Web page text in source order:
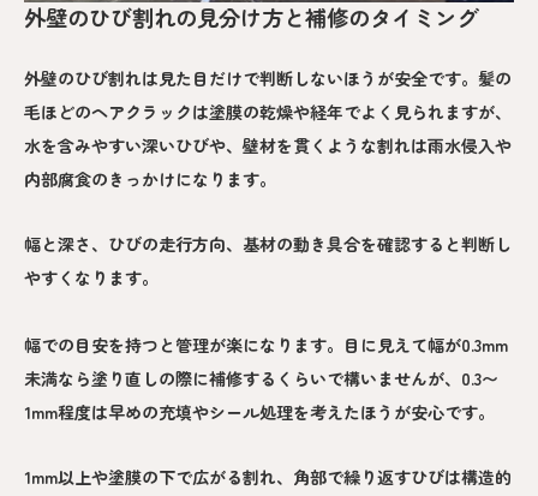
外壁のひび割れの見分け方と補修のタイミング
外壁のひび割れは見た目だけで判断しないほうが安全です。髪の
毛ほどのヘアクラックは塗膜の乾燥や経年でよく見られますが、
水を含みやすい深いひびや、壁材を貫くような割れは雨水侵入や
内部腐食のきっかけになります。
幅と深さ、ひびの走行方向、基材の動き具合を確認すると判断し
やすくなります。
幅での目安を持つと管理が楽になります。目に見えて幅が0.3mm
未満なら塗り直しの際に補修するくらいで構いませんが、0.3〜
1mm程度は早めの充填やシール処理を考えたほうが安心です。
1mm以上や塗膜の下で広がる割れ、角部で繰り返すひびは構造的